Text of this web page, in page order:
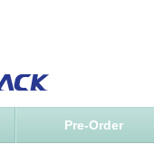
Pre-Order